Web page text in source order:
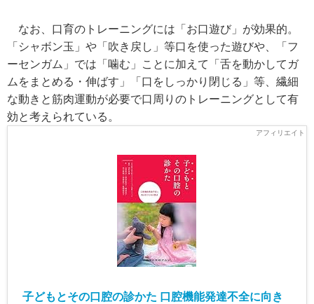
なお、口育のトレーニングには「お口遊び」が効果的。
「シャボン玉」や「吹き戻し」等口を使った遊びや、「フ
ーセンガム」では「噛む」ことに加えて「舌を動かしてガ
ムをまとめる・伸ばす」「口をしっかり閉じる」等、繊細
な動きと筋肉運動が必要で口周りのトレーニングとして有
効と考えられている。
子どもとその口腔の診かた 口腔機能発達不全に向き